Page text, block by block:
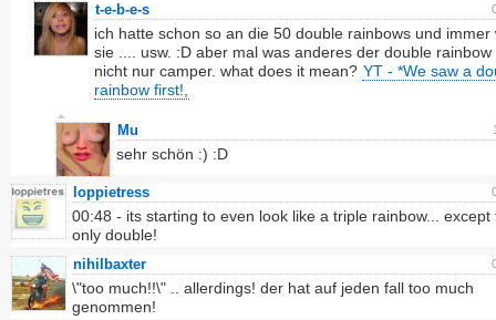
t-e-b-e-s
ich hatte schon so an die 50 double rainbows und immer
sie .... usw. :D aber mal was anderes der double rainbow
nicht nur camper. what does it mean? YT - *We saw a
rainbow first!,
Mu
sehr schön :) :D
loppietress
00:48 - its starting to even look like a triple rainbow... except
only double!
nihilbaxter
\"too much!!\" .. allerdings! der hat auf jeden fall too much
genommen!